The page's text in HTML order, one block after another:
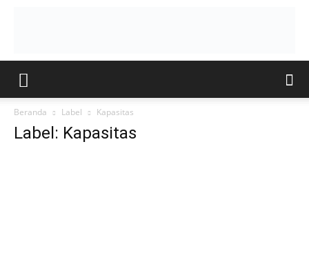
Beranda Label Kapasitas
Label: Kapasitas